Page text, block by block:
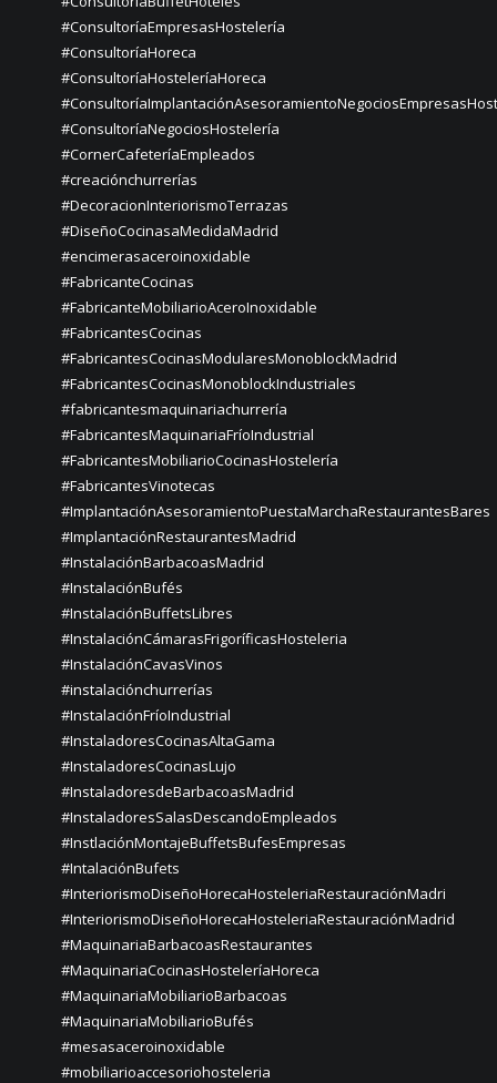
#ConsultoríaEmpresasHostelería
#ConsultoríaHoreca
#ConsultoríaHosteleríaHoreca
#ConsultoríaNegociosHostelería
#CornerCafeteríaEmpleados
#creaciónchurrerías
#DecoracionInteriorismoTerrazas
#DiseñoCocinasaMedidaMadrid
#encimerasaceroinoxidable
#FabricanteCocinas
#FabricanteMobiliarioAceroInoxidable
#FabricantesCocinas
#FabricantesCocinasModularesMonoblockMadrid
#FabricantesCocinasMonoblockIndustriales
#fabricantesmaquinariachurrería
#FabricantesMaquinariaFríoIndustrial
#FabricantesMobiliarioCocinasHostelería
#FabricantesVinotecas
#ImplantaciónAsesoramientoPuestaMarchaRestaurantesBares
#ImplantaciónRestaurantesMadrid
#InstalaciónBarbacoasMadrid
#InstalaciónBufés
#InstalaciónBuffetsLibres
#InstalaciónCámarasFrigoríficasHosteleria
#InstalaciónCavasVinos
#instalaciónchurrerías
#InstalaciónFríoIndustrial
#InstaladoresCocinasAltaGama
#InstaladoresCocinasLujo
#InstaladoresdeBarbacoasMadrid
#InstaladoresSalasDescandoEmpleados
#InstlaciónMontajeBuffetsBufesEmpresas
#IntalaciónBufets
#InteriorismoDiseñoHorecaHosteleriaRestauraciónMadri
#InteriorismoDiseñoHorecaHosteleriaRestauraciónMadrid
#MaquinariaBarbacoasRestaurantes
#MaquinariaCocinasHosteleríaHoreca
#MaquinariaMobiliarioBarbacoas
#MaquinariaMobiliarioBufés
#mesasaceroinoxidable
#mobiliarioaccesoriohosteleria